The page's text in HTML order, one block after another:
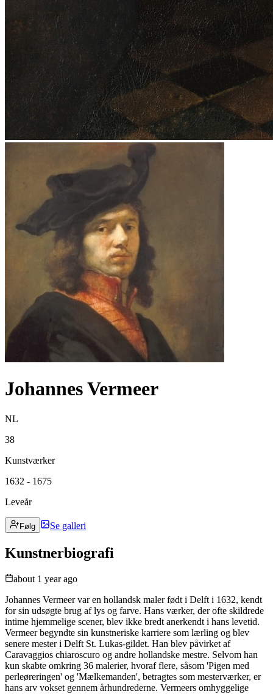
Johannes Vermeer
NL
38
Kunstværker
1632 - 1675
Leveår
Følg Se galleri
Kunstnerbiografi
about 1 year ago
Johannes Vermeer var en hollandsk maler født i Delft i 1632, kendt
for sin udsøgte brug af lys og farve. Hans værker, der ofte skildrede
intime hjemmelige scener, blev ikke bredt anerkendt i hans levetid.
Vermeer begyndte sin kunstneriske karriere som lærling og blev
senere mester i Delft St. Lukas-gildet. Han blev påvirket af
Caravaggios chiaroscuro og andre hollandske mestre. Selvom han
kun skabte omkring 36 malerier, hvoraf flere, såsom 'Pigen med
perleøreringen' og 'Mælkemanden', betragtes som mesterværker, er
hans arv vokset gennem århundrederne. Vermeers omhyggelige